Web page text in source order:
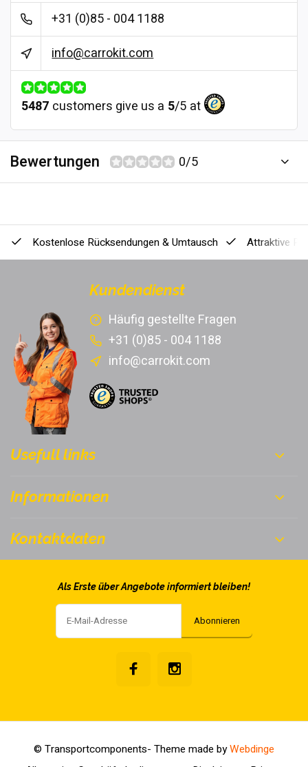
+31 (0)85 - 004 1188
info@carrokit.com
5487 customers give us a 5/5 at
Bewertungen 0/5
Kostenlose Rücksendungen & Umtausch Attraktive
Kundendienst
Häufig gestellte Fragen
+31 (0)85 - 004 1188
info@carrokit.com
Usefull links
Informationen
Kontaktdaten
Als Erste über Angebote informiert bleiben!
Abonnieren
© Transportcomponents- Theme made byWebdinge